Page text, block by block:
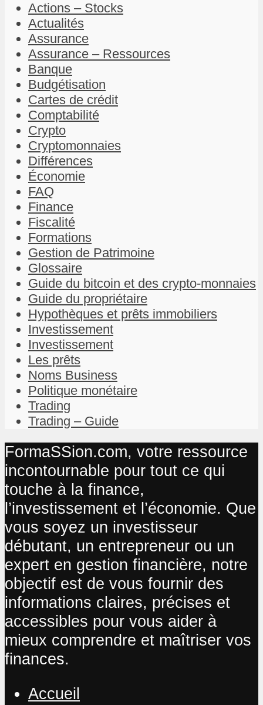
Actions – Stocks
Actualités
Assurance
Assurance – Ressources
Banque
Budgétisation
Cartes de crédit
Comptabilité
Crypto
Cryptomonnaies
Différences
Économie
FAQ
Finance
Fiscalité
Formations
Gestion de Patrimoine
Glossaire
Guide du bitcoin et des crypto-monnaies
Guide du propriétaire
Hypothèques et prêts immobiliers
Investissement
Investissement
Les prêts
Noms Business
Politique monétaire
Trading
Trading – Guide
FormaSSion.com, votre ressource
incontournable pour tout ce qui
touche à la finance,
l’investissement et l’économie. Que
vous soyez un investisseur
débutant, un entrepreneur ou un
expert en gestion financière, notre
objectif est de vous fournir des
informations claires, précises et
accessibles pour vous aider à
mieux comprendre et maîtriser vos
finances.
Accueil